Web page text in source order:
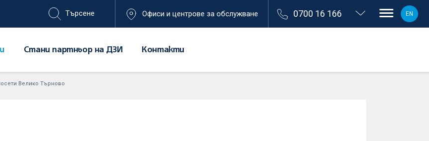
Офиси и центрове за обслужване 0700 16 166 EN
Стани партньор на ДЗИ Контакти
Велико Търново